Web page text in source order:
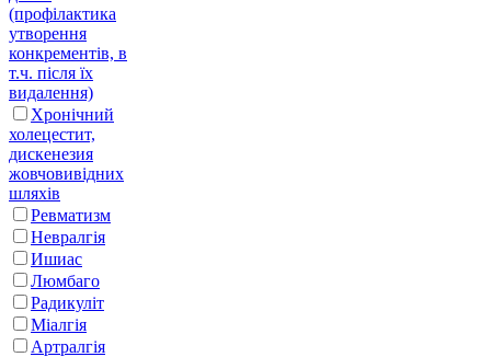
(профілактика
утворення
конкрементів, в
т.ч. після їх
видалення)
Хронічний
холецестит,
дискенезия
жовчовивідних
шляхів
Ревматизм
Невралгія
Ишиас
Люмбаго
Радикуліт
Міалгія
Артралгія